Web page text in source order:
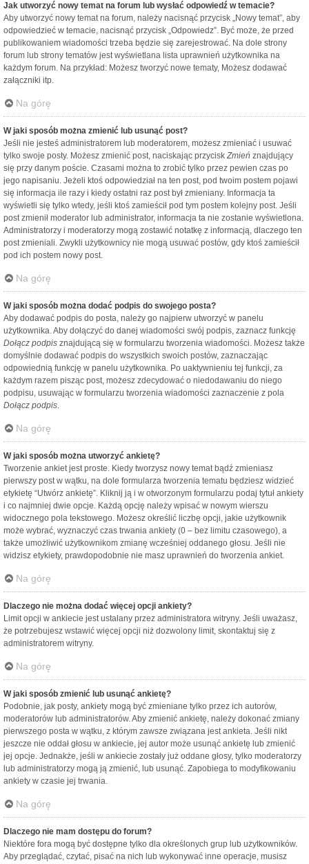
Jak utworzyć nowy temat na forum lub wysłać odpowiedź w temacie?
Aby utworzyć nowy temat na forum, należy nacisnąć przycisk „Nowy temat”, aby
odpowiedzieć w temacie, nacisnąć przycisk „Odpowiedz”. Być może, że przed
publikowaniem wiadomości trzeba będzie się zarejestrować. Na dole strony
forum lub strony tematów jest wyświetlana lista uprawnień użytkownika na
każdym forum. Na przykład: Możesz tworzyć nowe tematy, Możesz dodawać
załączniki itp.
Na górę
W jaki sposób można zmienić lub usunąć post?
Jeśli nie jesteś administratorem lub moderatorem, możesz zmieniać i usuwać
tylko swoje posty. Możesz zmienić post, naciskając przycisk Zmień znajdujący
się przy danym poście. Czasami można to zrobić tylko przez pewien czas po
jego napisaniu. Jeżeli ktoś odpowiedział na ten post, pod twoim postem pojawi
się informacja ile razy i kiedy ostatni raz post był zmieniany. Informacja ta
wyświetli się tylko wtedy, jeśli ktoś zamieścił pod tym postem kolejny post. Jeśli
post zmienił moderator lub administrator, informacja ta nie zostanie wyświetlona.
Administratorzy i moderatorzy mogą zostawić notatkę z informacją, dlaczego ten
post zmieniali. Zwykli użytkownicy nie mogą usuwać postów, gdy ktoś zamieścił
pod ich postem nowy post.
Na górę
W jaki sposób można dodać podpis do swojego posta?
Aby dodawać podpis do posta, należy go najpierw utworzyć w panelu
użytkownika. Aby dołączyć do danej wiadomości swój podpis, zaznacz funkcję
Dołącz podpis znajdującą się w formularzu tworzenia wiadomości. Możesz także
domyślnie dodawać podpis do wszystkich swoich postów, zaznaczając
odpowiednią funkcję w panelu użytkownika. Po uaktywnieniu tej funkcji, za
każdym razem pisząc post, możesz zdecydować o niedodawaniu do niego
podpisu, usuwając w formularzu tworzenia wiadomości zaznaczenie z pola
Dołącz podpis.
Na górę
W jaki sposób można utworzyć ankietę?
Tworzenie ankiet jest proste. Kiedy tworzysz nowy temat bądź zmieniasz
pierwszy post w wątku, na dole formularza tworzenia tematu będziesz widzieć
etykietę “Utwórz ankietę”. Kliknij ją i w otworzonym formularzu podaj tytuł ankiety
i co najmniej dwie opcje. Każdą opcję należy wpisać w nowym wierszu
widocznego pola tekstowego. Możesz określić liczbę opcji, jakie użytkownik
może wybrać, wyznaczyć czas trwania ankiety (0 – bez limitu czasowego), a
także umożliwić użytkownikom zmianę wcześniej oddanego głosu. Jeśli nie
widzisz etykiety, prawdopodobnie nie masz uprawnień do tworzenia ankiet.
Na górę
Dlaczego nie można dodać więcej opcji ankiety?
Limit opcji w ankiecie jest ustalany przez administratora witryny. Jeśli uważasz,
że potrzebujesz wstawić więcej opcji niż dozwolony limit, skontaktuj się z
administratorem witryny.
Na górę
W jaki sposób zmienić lub usunąć ankietę?
Podobnie, jak posty, ankiety mogą być zmieniane tylko przez ich autorów,
moderatorów lub administratorów. Aby zmienić ankietę, należy dokonać zmiany
pierwszego posta w wątku, z którym zawsze związana jest ankieta. Jeśli nikt
jeszcze nie oddał głosu w ankiecie, jej autor może usunąć ankietę lub zmienić
jej opcje. Jednakże, jeśli w ankiecie zostały już oddane głosy, tylko moderatorzy
lub administratorzy mogą ją zmienić, lub usunąć. Zapobiega to modyfikowaniu
ankiety w czasie jej trwania.
Na górę
Dlaczego nie mam dostępu do forum?
Niektóre fora mogą być dostępne tylko dla określonych grup lub użytkowników.
Aby przeglądać, czytać, pisać na nich lub wykonywać inne operacje, musisz